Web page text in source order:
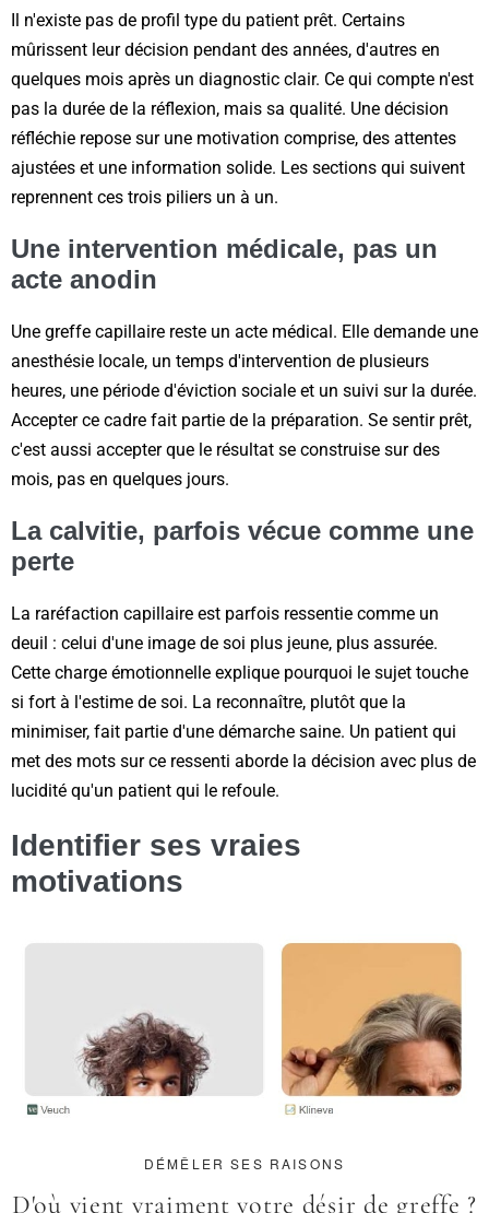
Il n'existe pas de profil type du patient prêt. Certains
mûrissent leur décision pendant des années, d'autres en
quelques mois après un diagnostic clair. Ce qui compte n'est
pas la durée de la réflexion, mais sa qualité. Une décision
réfléchie repose sur une motivation comprise, des attentes
ajustées et une information solide. Les sections qui suivent
reprennent ces trois piliers un à un.
Une intervention médicale, pas un
acte anodin
Une greffe capillaire reste un acte médical. Elle demande une
anesthésie locale, un temps d'intervention de plusieurs
heures, une période d'éviction sociale et un suivi sur la durée.
Accepter ce cadre fait partie de la préparation. Se sentir prêt,
c'est aussi accepter que le résultat se construise sur des
mois, pas en quelques jours.
La calvitie, parfois vécue comme une
perte
La raréfaction capillaire est parfois ressentie comme un
deuil : celui d'une image de soi plus jeune, plus assurée.
Cette charge émotionnelle explique pourquoi le sujet touche
si fort à l'estime de soi. La reconnaître, plutôt que la
minimiser, fait partie d'une démarche saine. Un patient qui
met des mots sur ce ressenti aborde la décision avec plus de
lucidité qu'un patient qui le refoule.
Identifier ses vraies
motivations
DÉMÊLER SES RAISONS
D'où vient vraiment votre désir de greffe ?